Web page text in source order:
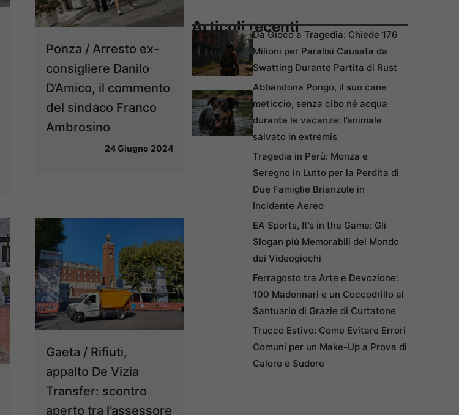
Ponza / Arresto ex-
consigliere Danilo
D’Amico, il commento
del sindaco Franco
Ambrosino
24 Giugno 2024
Gaeta / Rifiuti,
appalto De Vizia
Transfer: scontro
aperto tra l’assessore
Articoli recentiDa Gioco a Tragedia: Chiede 176
Milioni per Paralisi Causata da
Swatting Durante Partita di Rust
Abbandona Pongo, il suo cane
meticcio, senza cibo né acqua
durante le vacanze: l’animale
salvato in extremis
Tragedia in Perù: Monza e
Seregno in Lutto per la Perdita di
Due Famiglie Brianzole in
Incidente Aereo
EA Sports, It’s in the Game: Gli
Slogan più Memorabili del Mondo
dei Videogiochi
Ferragosto tra Arte e Devozione:
100 Madonnari e un Coccodrillo al
Santuario di Grazie di Curtatone
Trucco Estivo: Come Evitare Errori
Comuni per un Make-Up a Prova di
Calore e Sudore